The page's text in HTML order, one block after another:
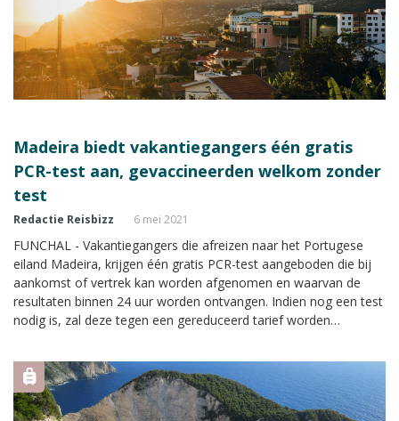
Madeira biedt vakantiegangers één gratis
PCR-test aan, gevaccineerden welkom zonder
test
Redactie Reisbizz 6 mei 2021
FUNCHAL - Vakantiegangers die afreizen naar het Portugese
eiland Madeira, krijgen één gratis PCR-test aangeboden die bij
aankomst of vertrek kan worden afgenomen en waarvan de
resultaten binnen 24 uur worden ontvangen. Indien nog een test
nodig is, zal deze tegen een gereduceerd tarief worden